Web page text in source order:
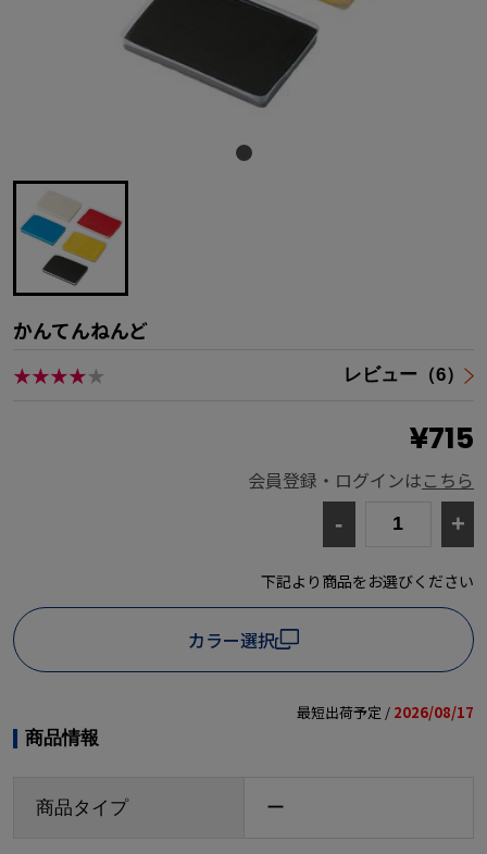
かんてんねんど
★★★★★ レビュー（6）
¥715
会員登録・ログインはこちら
- +
下記より商品をお選びください
カラー選択
最短出荷予定 / 2026/08/17
商品情報
商品タイプ ー